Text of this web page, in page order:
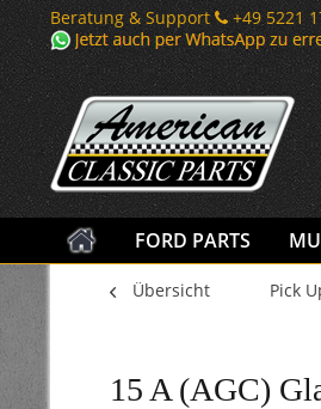
Beratung & Support
+49 5221
FORD PARTS
Übersicht Pick
15 A (AGC)